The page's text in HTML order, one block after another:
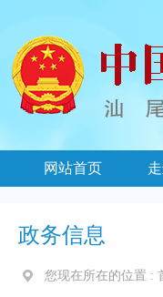
网站首页
政务信息
您现在所在的位置 :